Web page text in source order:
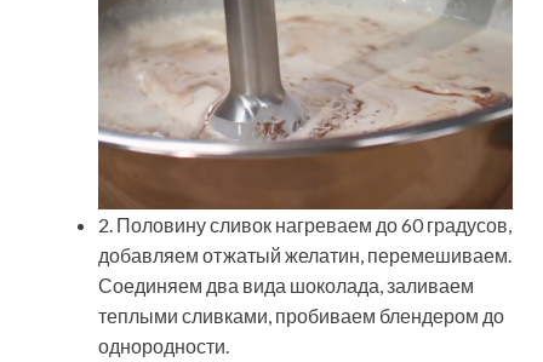
2. Половину сливок нагреваем до 60 градусов,
добавляем отжатый желатин, перемешиваем.
Соединяем два вида шоколада, заливаем
теплыми сливками, пробиваем блендером до
однородности.